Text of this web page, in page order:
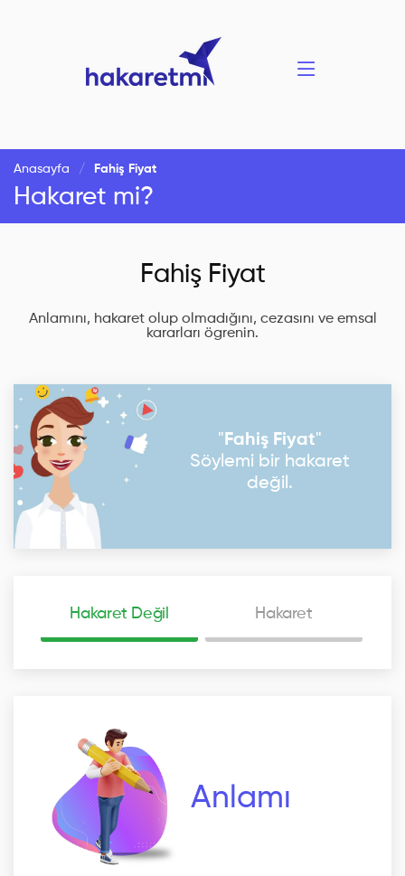
Anasayfa Fahiş Fiyat
Hakaret mi?
Fahiş Fiyat
Anlamını, hakaret olup olmadığını, cezasını ve emsal
kararları ögrenin.
"Fahiş Fiyat"
Söylemi bir hakaret
değil.
Hakaret Değil Hakaret
Anlamı